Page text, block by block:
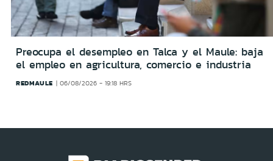
Preocupa el desempleo en Talca y el Maule: baja
el empleo en agricultura, comercio e industria
REDMAULE 06/08/2026 - 19:18 HRS